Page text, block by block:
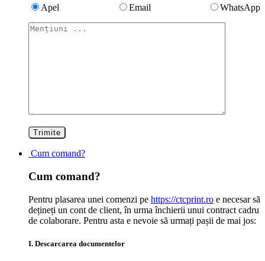
Apel Email WhatsApp
Cum comand?
Cum comand?
Pentru plasarea unei comenzi pe https://ctcprint.ro e necesar să
dețineți un cont de client, în urma închierii unui contract cadru
de colaborare. Pentru asta e nevoie să urmați pașii de mai jos:
I. Descarcarea documentelor